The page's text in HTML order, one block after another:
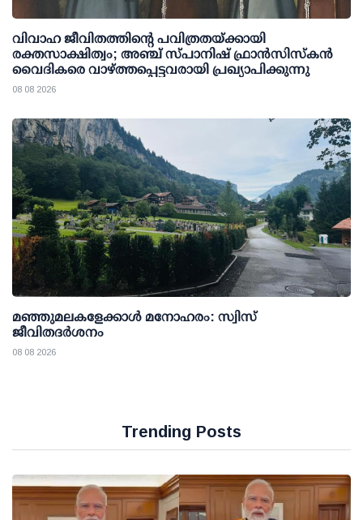
വിവാഹ ജീവിതത്തിന്റെ പവിത്രതയ്ക്കായി
രക്തസാക്ഷിത്വം; അഞ്ച് സ്പാനിഷ് ഫ്രാന്‍സിസ്‌കന്‍
വൈദികരെ വാഴ്ത്തപ്പെട്ടവരായി പ്രഖ്യാപിക്കുന്നു
08 08 2026
മഞ്ഞുമലകളേക്കാൾ മനോഹരം: സ്വിസ്
ജീവിതദർശനം
08 08 2026
Trending Posts